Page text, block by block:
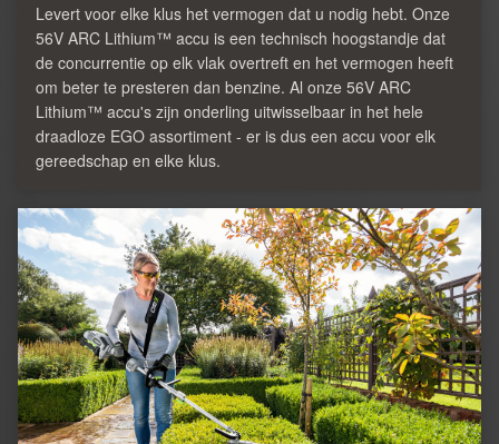
Levert voor elke klus het vermogen dat u nodig hebt. Onze
56V ARC Lithium™ accu is een technisch hoogstandje dat
de concurrentie op elk vlak overtreft en het vermogen heeft
om beter te presteren dan benzine. Al onze 56V ARC
Lithium™ accu's zijn onderling uitwisselbaar in het hele
draadloze EGO assortiment - er is dus een accu voor elk
gereedschap en elke klus.